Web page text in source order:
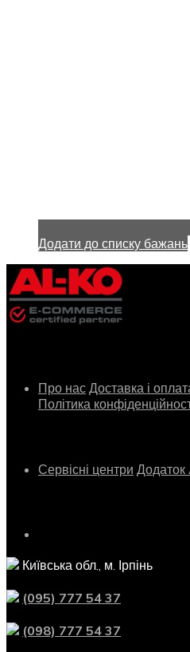
Додати до списку бажань
Про нас Доставка і
Політика
Сервісні центри Додаток
Київська обл., м. Ірпінь
(095) 777 54 37
(098) 777 54 37